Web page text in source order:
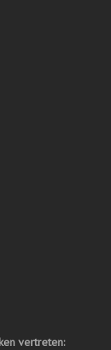
vertreten: